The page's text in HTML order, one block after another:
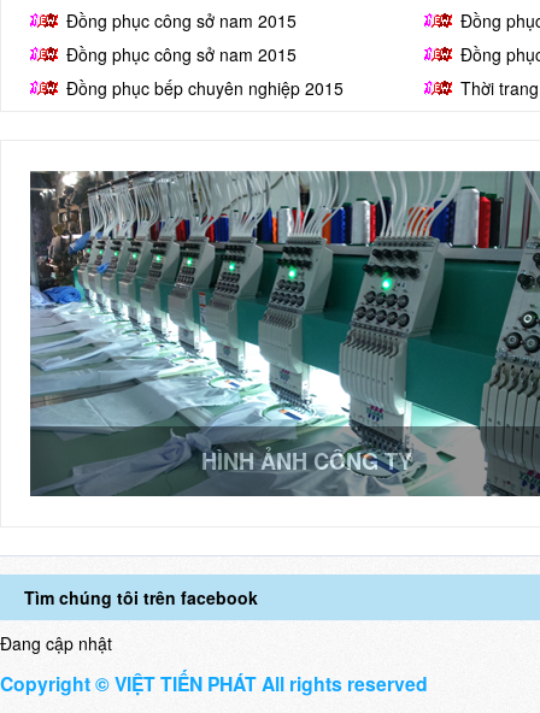
Đồng phục công sở nam 2015
Đồng
Đồng phục công sở nam 2015
Đồng
Đồng phục bếp chuyên nghiệp 2015
Thời
HÌNH ẢNH CÔNG TY
Tìm chúng tôi trên facebook
Đang cập nhật
Copyright © VIỆT TIẾN PHÁT All rights reserved